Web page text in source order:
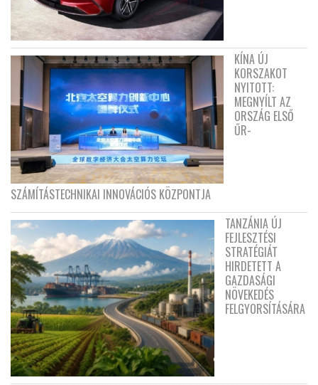
KÍNA ÚJ
KORSZAKOT
NYITOTT:
MEGNYÍLT AZ
ORSZÁG ELSŐ
ŰR-
SZÁMÍTÁSTECHNIKAI INNOVÁCIÓS KÖZPONTJA
TANZÁNIA ÚJ
FEJLESZTÉSI
STRATÉGIÁT
HIRDETETT A
GAZDASÁGI
NÖVEKEDÉS
FELGYORSÍTÁSÁRA